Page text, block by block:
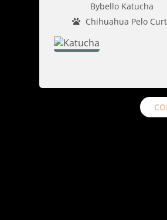
Bybello Katucha
Chihuahua Pelo